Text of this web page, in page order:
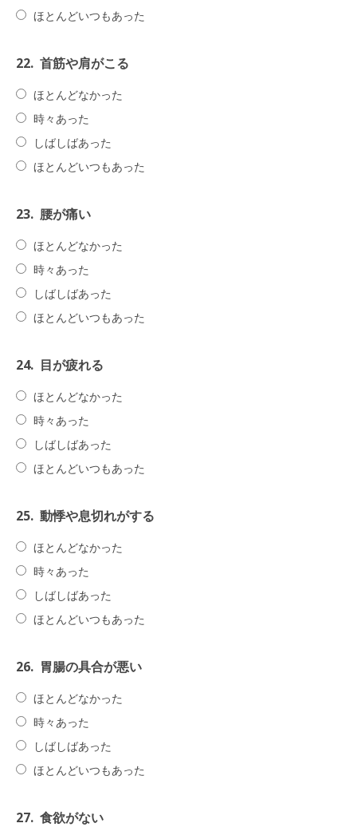
ほとんどいつもあった
22. 首筋や肩がこる
ほとんどなかった
時々あった
しばしばあった
ほとんどいつもあった
23. 腰が痛い
ほとんどなかった
時々あった
しばしばあった
ほとんどいつもあった
24. 目が疲れる
ほとんどなかった
時々あった
しばしばあった
ほとんどいつもあった
25. 動悸や息切れがする
ほとんどなかった
時々あった
しばしばあった
ほとんどいつもあった
26. 胃腸の具合が悪い
ほとんどなかった
時々あった
しばしばあった
ほとんどいつもあった
27. 食欲がない